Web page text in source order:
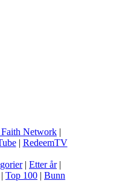
Network |
| RedeemTV
| Etter år|
| Top 100 | Bunn